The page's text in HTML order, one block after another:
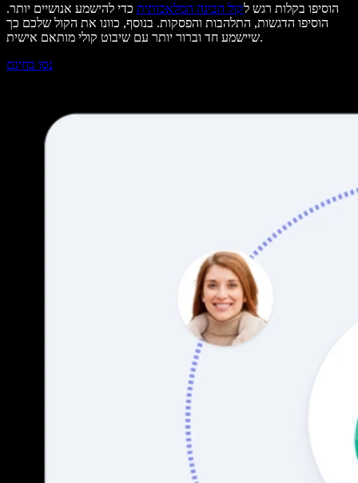
הוסיפו בקלות רגש לקול הבינה המלאכותית כדי להישמע אנושיים יותר.
הוסיפו הדגשות, התלהבות והפסקות. בנוסף, כוונו את הקול שלכם כך
שיישמע חד וברור יותר עם שיבוט קולי מותאם אישית.
נסו בחינם